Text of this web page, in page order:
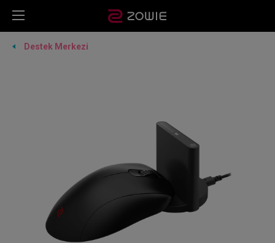
Destek Merkezi